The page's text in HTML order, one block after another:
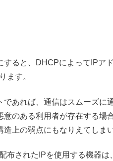
ると、DHCPによってIPア
ます。
あれば、通信はスムーズに
のある利用者が存在する場
上の弱点にもなりえてしまい
布されたIPを使用する機器は